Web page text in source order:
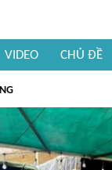
VIDEO CHỦ ĐỀ